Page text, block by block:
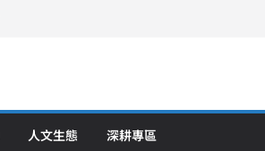
人文生態 深耕專區